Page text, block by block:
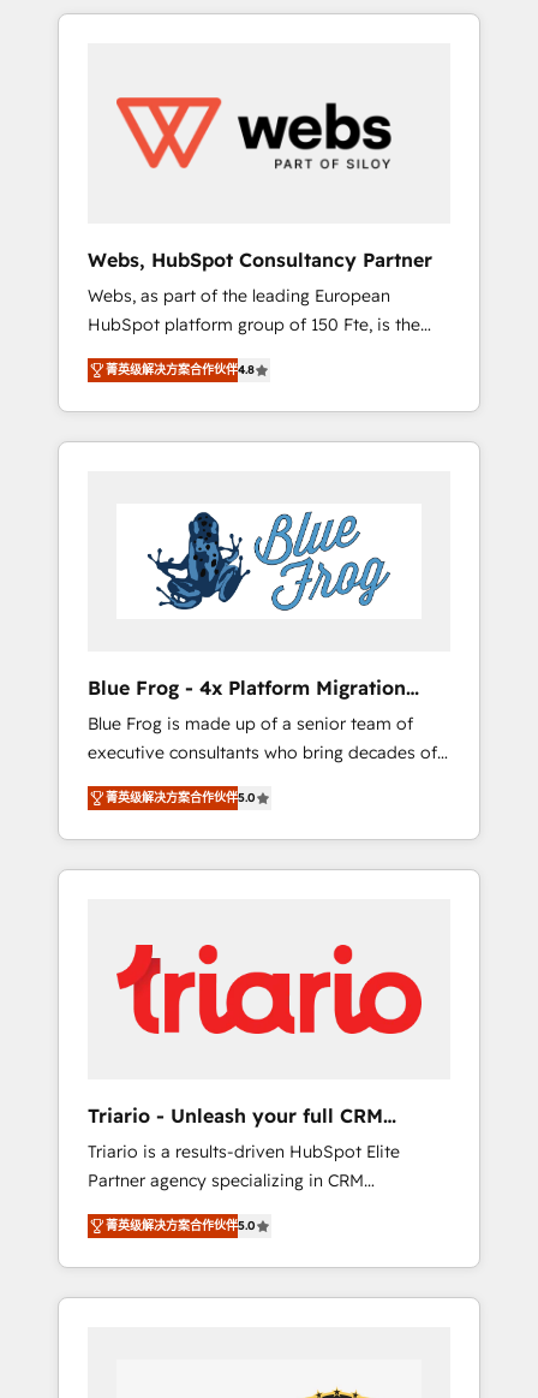
to global brands
HubSpot challenges and improve user
HubSpot for the first time 🔧 Designing and
optimising your HubSpot set-up for better
results 🌐 Website design and build using
using HubSpot Why us? - SIX HubSpot
Accreditations - awarded by HubSpot after a
rigorous process for CRM, Solutions
Architecture, Onboarding , Data Migration,
Custom Integration & Platform Enablement -
Onboarded over 500 businesses to HubSpot
-Top 1% of partners worldwide -In-house
HubSpot. www.bbdboom.com
Webs, HubSpot Consultancy Partner
Webs, as part of the leading European
HubSpot platform group of 150 Fte, is the
trusted Elite HubSpot CRM Partner offering
you a roadmap on maximizing EBITDA and
achieving Commercial Excellence. With our
targeted processes, we strengthen your
Implementation partner, we provide
expertise to drive your business forward.
Since 2015 we are fully dedicated to
HubSpot and with an experienced team
business services. We prepare a customized
business case that demonstrates the value
and impact of your digital transformation,
including a detailed financial rationale with a
focus on ROI and TCO. As a trusted extension
of your team, we believe in the power of
partnership. Together, we embark on a
your business. If not now, when?
菁英级解决方案合作伙伴4.8
Blue Frog - 4x Platform Migration
Award Winner
Blue Frog is made up of a senior team of
executive consultants who bring decades of
relevant, real world experience to our client
engagements. "Blue Frog is a top, trusted
partner in HubSpot's ecosystem for a reason.
Their team brings over a decade of
strategies for driving growth. They are
committed to helping our customers grow
and finding solutions that fit their unique
business needs. We are thrilled to have Blue
HubSpot “Our experience with the team at
Blue Frog has been nothing short of
extraordinary. Their years of experience and
quality of skilled staff has earned them a
trusted reputation within the HubSpot
ecosystem as a reliable partner capable of
delivering remarkable experiences for our
菁英级解决方案合作伙伴5.0
Triario - Unleash your full CRM
potential
Triario is a results-driven HubSpot Elite
Partner agency specializing in CRM
implementations & migrations, Revenue
Operations, Custom Integrations, Custom AI
agents and AI-ready Website Design With
over 15 years of experience, we help
through smart automation, data hygiene, and
菁英级解决方案合作伙伴5.0